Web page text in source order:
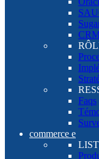
Faqs
commerce e